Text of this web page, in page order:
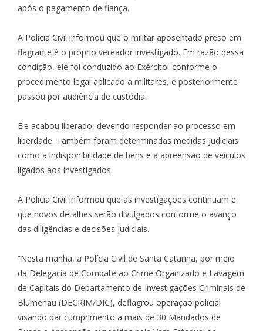
após o pagamento de fiança.
A Polícia Civil informou que o militar aposentado preso em
flagrante é o próprio vereador investigado. Em razão dessa
condição, ele foi conduzido ao Exército, conforme o
procedimento legal aplicado a militares, e posteriormente
passou por audiência de custódia.
Ele acabou liberado, devendo responder ao processo em
liberdade. Também foram determinadas medidas judiciais
como a indisponibilidade de bens e a apreensão de veículos
ligados aos investigados.
A Polícia Civil informou que as investigações continuam e
que novos detalhes serão divulgados conforme o avanço
das diligências e decisões judiciais.
“Nesta manhã, a Polícia Civil de Santa Catarina, por meio
da Delegacia de Combate ao Crime Organizado e Lavagem
de Capitais do Departamento de Investigações Criminais de
Blumenau (DECRIM/DIC), deflagrou operação policial
visando dar cumprimento a mais de 30 Mandados de